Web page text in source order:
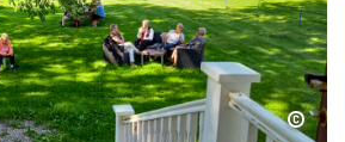
Kristine Kleven